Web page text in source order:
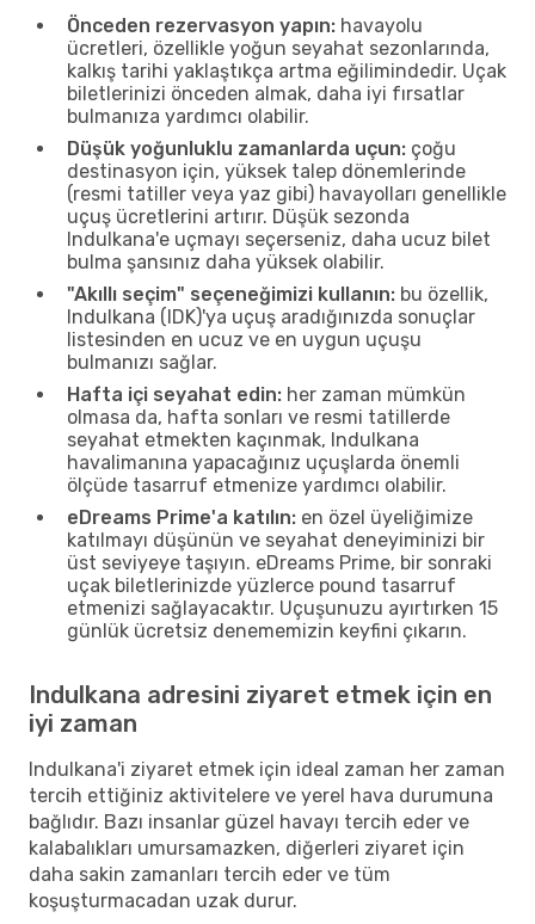
Önceden rezervasyon yapın: havayolu
ücretleri, özellikle yoğun seyahat sezonlarında,
kalkış tarihi yaklaştıkça artma eğilimindedir. Uçak
biletlerinizi önceden almak, daha iyi fırsatlar
bulmanıza yardımcı olabilir.
Düşük yoğunluklu zamanlarda uçun: çoğu
destinasyon için, yüksek talep dönemlerinde
(resmi tatiller veya yaz gibi) havayolları genellikle
uçuş ücretlerini artırır. Düşük sezonda
Indulkana'e uçmayı seçerseniz, daha ucuz bilet
bulma şansınız daha yüksek olabilir.
"Akıllı seçim" seçeneğimizi kullanın: bu özellik,
Indulkana (IDK)'ya uçuş aradığınızda sonuçlar
listesinden en ucuz ve en uygun uçuşu
bulmanızı sağlar.
Hafta içi seyahat edin: her zaman mümkün
olmasa da, hafta sonları ve resmi tatillerde
seyahat etmekten kaçınmak, Indulkana
havalimanına yapacağınız uçuşlarda önemli
ölçüde tasarruf etmenize yardımcı olabilir.
eDreams Prime'a katılın: en özel üyeliğimize
katılmayı düşünün ve seyahat deneyiminizi bir
üst seviyeye taşıyın. eDreams Prime, bir sonraki
uçak biletlerinizde yüzlerce pound tasarruf
etmenizi sağlayacaktır. Uçuşunuzu ayırtırken 15
günlük ücretsiz denememizin keyfini çıkarın.
Indulkana adresini ziyaret etmek için en
iyi zaman
Indulkana'i ziyaret etmek için ideal zaman her zaman
tercih ettiğiniz aktivitelere ve yerel hava durumuna
bağlıdır. Bazı insanlar güzel havayı tercih eder ve
kalabalıkları umursamazken, diğerleri ziyaret için
daha sakin zamanları tercih eder ve tüm
koşuşturmacadan uzak durur.